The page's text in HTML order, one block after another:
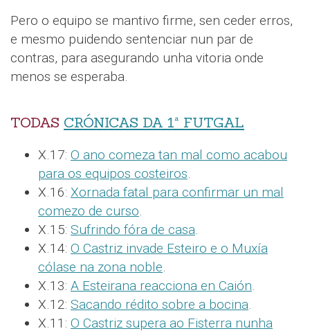
Pero o equipo se mantivo firme, sen ceder erros,
e mesmo puidendo sentenciar nun par de
contras, para asegurando unha vitoria onde
menos se esperaba.
TODAS CRÓNICAS DA 1ª FUTGAL
X.17: O ano comeza tan mal como acabou
para os equipos costeiros
X.16: Xornada fatal para confirmar un mal
comezo de curso
X.15: Sufrindo fóra de casa
X.14: O Castriz invade Esteiro e o Muxía
cólase na zona noble
X.13: A Esteirana reacciona en Caión
X.12: Sacando rédito sobre a bocina
X.11: O Castriz supera ao Fisterra nunha